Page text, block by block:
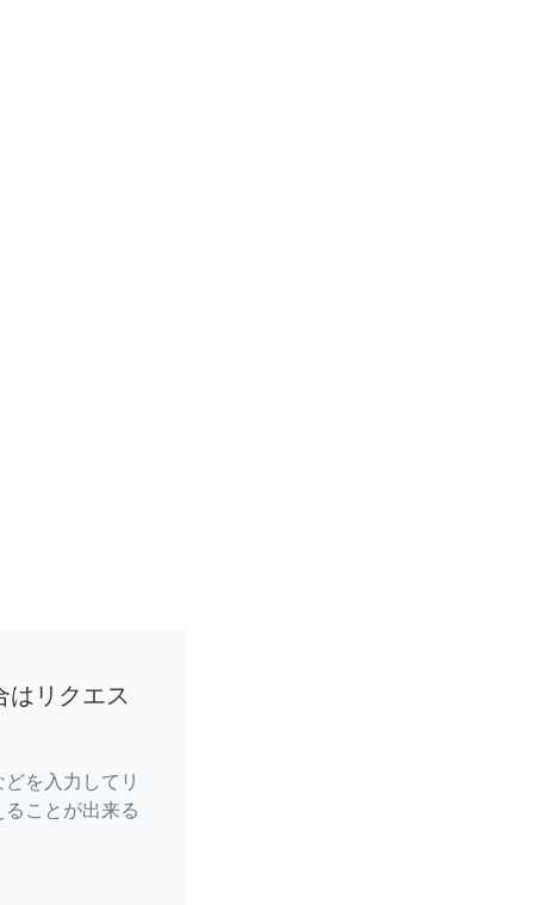
はリクエス
を入力してリ
ことが出来る